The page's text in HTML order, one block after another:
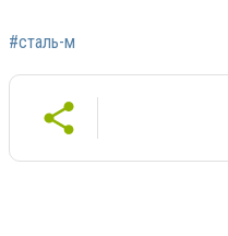
#сталь-м